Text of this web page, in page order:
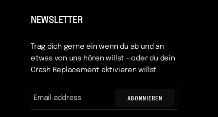
NEWSLETTER
Trag dich gerne ein wenn du ab und an
etwas von uns hören willst - oder du dein
Crash Replacement aktivieren willst
ABONNIEREN